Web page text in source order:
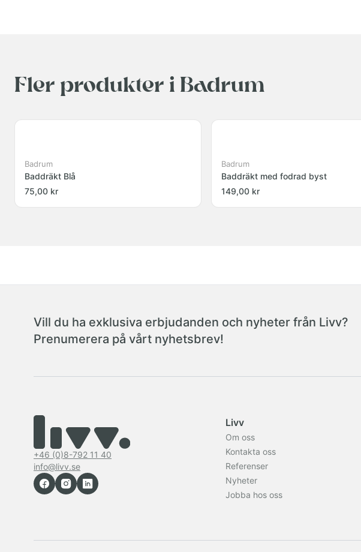
Fler produkter i Badrum
Badrum
Baddräkt Blå
75,00 kr
Badrum
Baddräkt med fodrad byst
149,00 kr
Vill du ha exklusiva erbjudanden och nyheter från Livv?
Prenumerera på vårt nyhetsbrev!
+46 (0)8-792 11 40
info@livv.se
Livv
Om oss
Kontakta oss
Referenser
Nyheter
Jobba hos oss